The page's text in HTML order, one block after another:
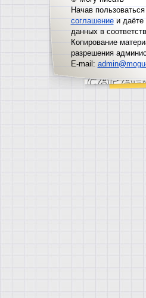
Начав
соглашениеи даёте
данных в
Копирование
разрешения
E-mail: